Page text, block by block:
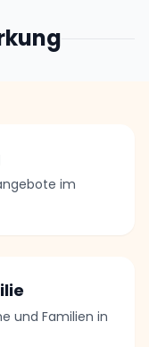
im
und Familien in